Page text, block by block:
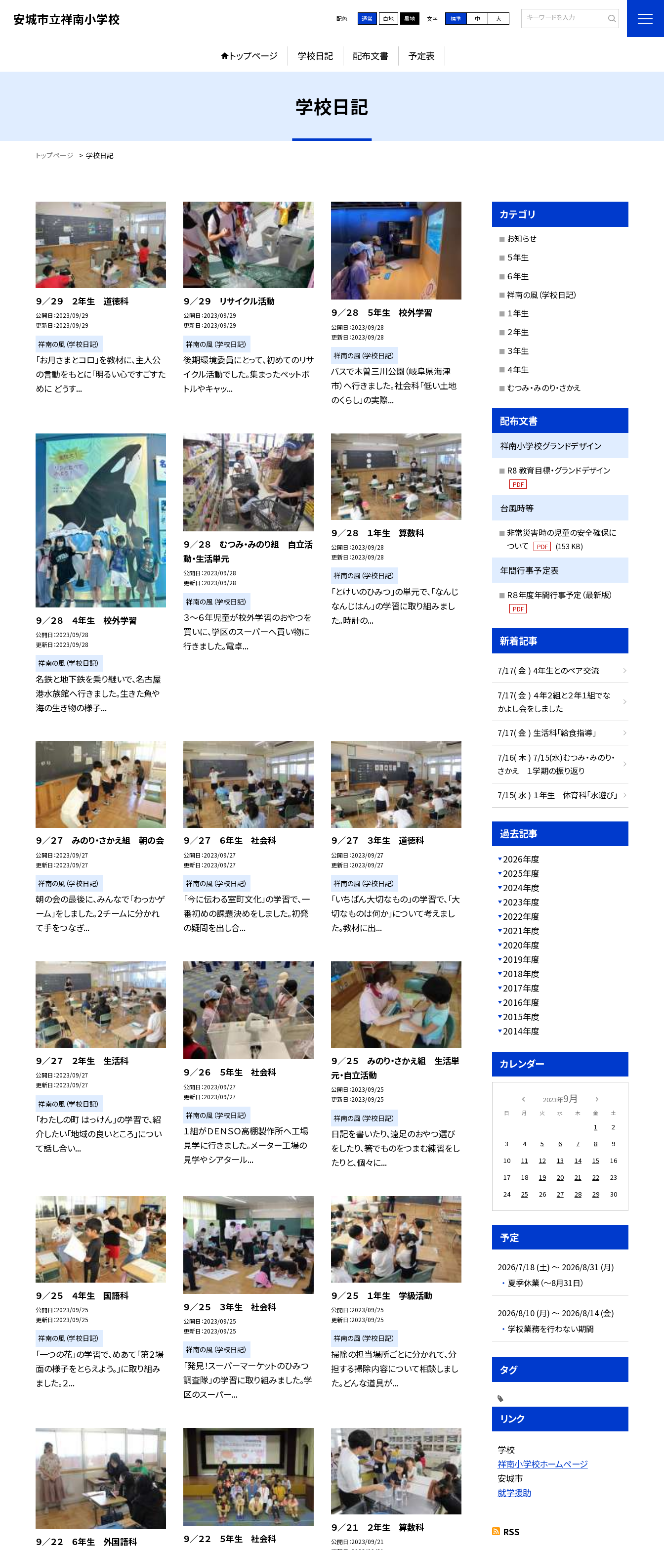
安城市立祥南小学校 配色 通常 白地 黒地 文字 標準 中 大
トップページ 学校日記 配布文書 予定表
学校日記
トップページ > 学校日記
９／２９ ２年生 道徳科
公開日 2023/09/29
更新日 2023/09/29
祥南の風（学校日記）
「お月さまとコロ」を教材に、主人公
の言動をもとに「明るい心ですごすた
めに どうす...
９／２９ リサイクル活動
公開日 2023/09/29
更新日 2023/09/29
祥南の風（学校日記）
後期環境委員にとって、初めてのリサ
イクル活動でした。集まったペットボ
トルやキャッ...
９／２８ ５年生 校外学習
公開日 2023/09/28
更新日 2023/09/28
祥南の風（学校日記）
バスで木曽三川公園（岐阜県海津
市）へ行きました。社会科「低い土地
のくらし」の実際...
９／２８ ４年生 校外学習
公開日 2023/09/28
更新日 2023/09/28
祥南の風（学校日記）
名鉄と地下鉄を乗り継いで、名古屋
港水族館へ行きました。生きた魚や
海の生き物の様子...
９／２８ むつみ・みのり組 自立活
動・生活単元
公開日 2023/09/28
更新日 2023/09/28
祥南の風（学校日記）
３〜６年児童が校外学習のおやつを
買いに、学区のスーパーへ買い物に
行きました。電卓...
９／２８ １年生 算数科
公開日 2023/09/28
更新日 2023/09/28
祥南の風（学校日記）
「とけいのひみつ」の単元で、「なんじ
なんじはん」の学習に取り組みまし
た。時計の...
９／２７ みのり・さかえ組 朝の会
公開日 2023/09/27
更新日 2023/09/27
祥南の風（学校日記）
朝の会の最後に、みんなで「わっかゲ
ーム」をしました。２チームに分かれ
て手をつなぎ...
９／２７ ６年生 社会科
公開日 2023/09/27
更新日 2023/09/27
祥南の風（学校日記）
「今に伝わる室町文化」の学習で、一
番初めの課題決めをしました。初発
の疑問を出し合...
９／２７ ３年生 道徳科
公開日 2023/09/27
更新日 2023/09/27
祥南の風（学校日記）
「いちばん大切なもの」の学習で、「大
切なものは何か」について考えまし
た。教材に出...
９／２７ ２年生 生活科
公開日 2023/09/27
更新日 2023/09/27
祥南の風（学校日記）
「わたしの町 はっけん」の学習で、紹
介したい「地域の良いところ」につい
て話し合い...
９／２６ ５年生 社会科
公開日 2023/09/27
更新日 2023/09/27
祥南の風（学校日記）
１組がＤＥＮＳＯ高棚製作所へ工場
見学に行きました。メーター工場の
見学やシアタール...
９／２５ みのり・さかえ組 生活単
元・自立活動
公開日 2023/09/25
更新日 2023/09/25
祥南の風（学校日記）
日記を書いたり、遠足のおやつ選び
をしたり、箸でものをつまむ練習をし
たりと、個々に...
９／２５ ４年生 国語科
公開日 2023/09/25
更新日 2023/09/25
祥南の風（学校日記）
「一つの花」の学習で、めあて「第２場
面の様子をとらえよう。」に取り組み
ました。２...
９／２５ ３年生 社会科
公開日 2023/09/25
更新日 2023/09/25
祥南の風（学校日記）
「発見！スーパーマーケットのひみつ
調査隊」の学習に取り組みました。学
区のスーパー...
９／２５ １年生 学級活動
公開日 2023/09/25
更新日 2023/09/25
祥南の風（学校日記）
掃除の担当場所ごとに分かれて、分
担する掃除内容について相談しまし
た。どんな道具が...
９／２２ ６年生 外国語科 ９／２２ ５年生 社会科
９／２１ ２年生 算数科
公開日 2023/09/21
カテゴリ
お知らせ
５年生
６年生
祥南の風（学校日記）
１年生
２年生
３年生
４年生
むつみ・みのり・さかえ
配布文書
祥南小学校グランドデザイン
R8 教育目標・グランドデザイン
PDF
台風時等
非常災害時の児童の安全確保に
ついて
PDF (153 KB)
年間行事予定表
R８年度年間行事予定（最新版）
PDF
新着記事
7/17( 金 ) 4年生とのペア交流
7/17( 金 ) ４年２組と２年１組でな
かよし会をしました
7/17( 金 ) 生活科「給食指導」
7/16( 木 ) 7/15(水)むつみ・みのり・
さかえ １学期の振り返り
7/15( 水 ) １年生 体育科「水遊び」
過去記事
2026年度
2025年度
2024年度
2023年度
2022年度
2021年度
2020年度
2019年度
2018年度
2017年度
2016年度
2015年度
2014年度
カレンダー
2023年9月
日 月 火 水 木 金 土
1
2
3
4 5 6 7 8
9
10
11 12 13 14 15
16
17
18 19 20 21 22
23
24
25 26 27 28 29 30
予定
2026/7/18 (土) ～ 2026/8/31 (月)
夏季休業（～8月31日）
2026/8/10 (月) ～ 2026/8/14 (金)
学校業務を行わない期間
タグ
リンク
学校
祥南小学校ホームページ
安城市
就学援助
RSS